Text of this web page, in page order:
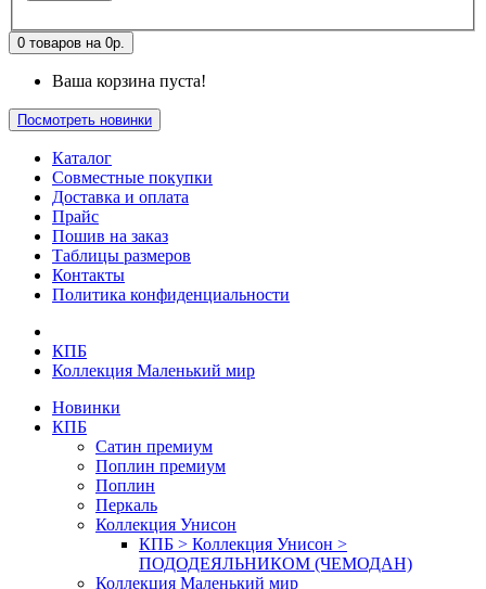
0 товаров на 0р.
Ваша корзина пуста!
Посмотреть новинки
Каталог
Совместные покупки
Доставка и оплата
Прайс
Пошив на заказ
Таблицы размеров
Контакты
Политика конфиденциальности
КПБ
Коллекция Маленький мир
Новинки
КПБ
Сатин премиум
Поплин премиум
Поплин
Перкаль
Коллекция Унисон
КПБ > Коллекция Унисон >
ПОДОДЕЯЛЬНИКОМ (ЧЕМОДАН)
Коллекция Маленький мир